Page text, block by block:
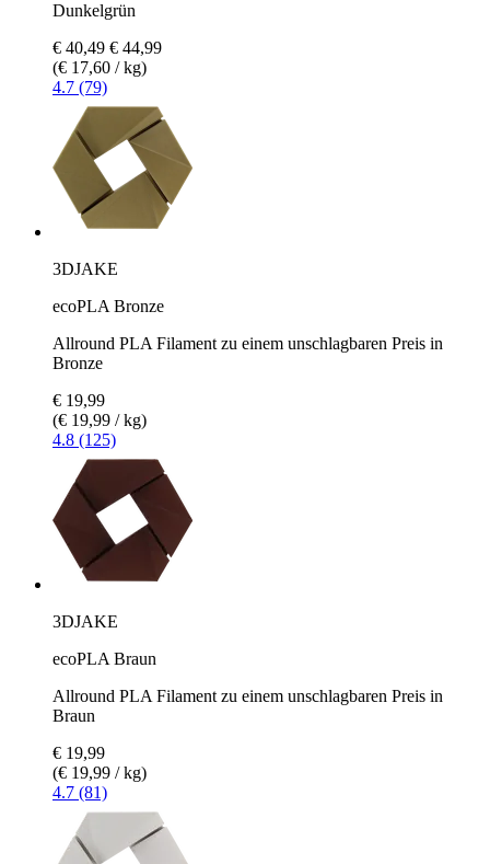
Dunkelgrün
€ 40,49 € 44,99
(€ 17,60 / kg)
4.7 (79)
3DJAKE
ecoPLA Bronze
Allround PLA Filament zu einem unschlagbaren Preis in
Bronze
€ 19,99
(€ 19,99 / kg)
4.8 (125)
3DJAKE
ecoPLA Braun
Allround PLA Filament zu einem unschlagbaren Preis in
Braun
€ 19,99
(€ 19,99 / kg)
4.7 (81)